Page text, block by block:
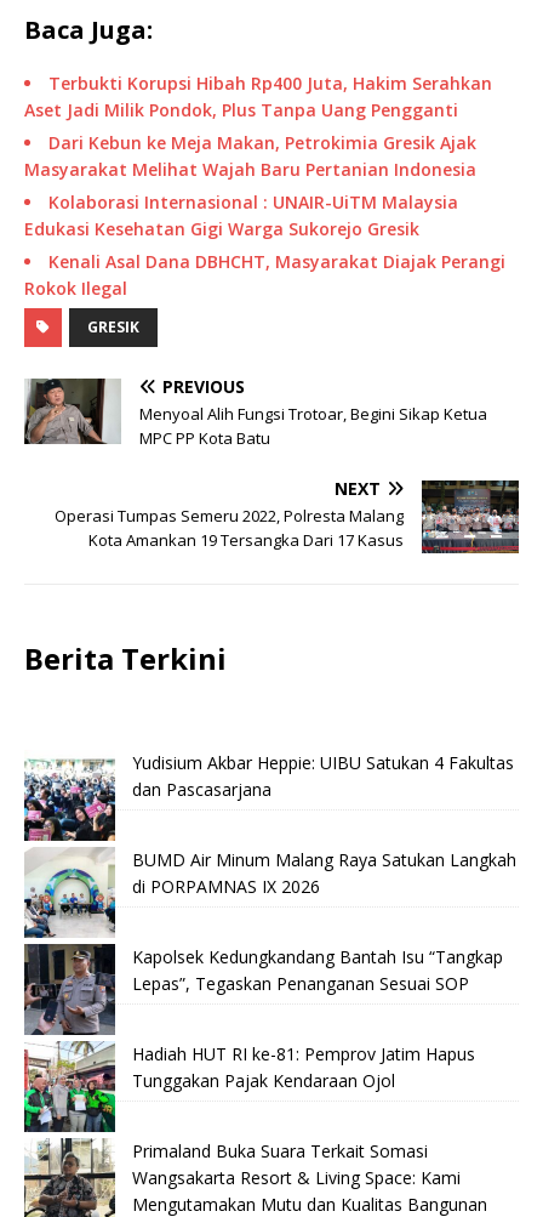
Baca Juga:
Terbukti Korupsi Hibah Rp400 Juta, Hakim Serahkan
Aset Jadi Milik Pondok, Plus Tanpa Uang Pengganti
Dari Kebun ke Meja Makan, Petrokimia Gresik Ajak
Masyarakat Melihat Wajah Baru Pertanian Indonesia
Kolaborasi Internasional : UNAIR-UiTM Malaysia
Edukasi Kesehatan Gigi Warga Sukorejo Gresik
Kenali Asal Dana DBHCHT, Masyarakat Diajak Perangi
Rokok Ilegal
GRESIK
PREVIOUS
Menyoal Alih Fungsi Trotoar, Begini Sikap Ketua
MPC PP Kota Batu
NEXT
Operasi Tumpas Semeru 2022, Polresta Malang
Kota Amankan 19 Tersangka Dari 17 Kasus
Berita Terkini
Yudisium Akbar Heppie: UIBU Satukan 4 Fakultas
dan Pascasarjana
BUMD Air Minum Malang Raya Satukan Langkah
di PORPAMNAS IX 2026
Kapolsek Kedungkandang Bantah Isu “Tangkap
Lepas”, Tegaskan Penanganan Sesuai SOP
Hadiah HUT RI ke-81: Pemprov Jatim Hapus
Tunggakan Pajak Kendaraan Ojol
Primaland Buka Suara Terkait Somasi
Wangsakarta Resort & Living Space: Kami
Mengutamakan Mutu dan Kualitas Bangunan